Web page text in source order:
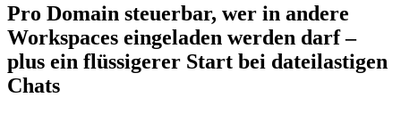
Pro Domain steuerbar, wer in andere
Workspaces eingeladen werden darf –
plus ein flüssigerer Start bei dateilastigen
Chats